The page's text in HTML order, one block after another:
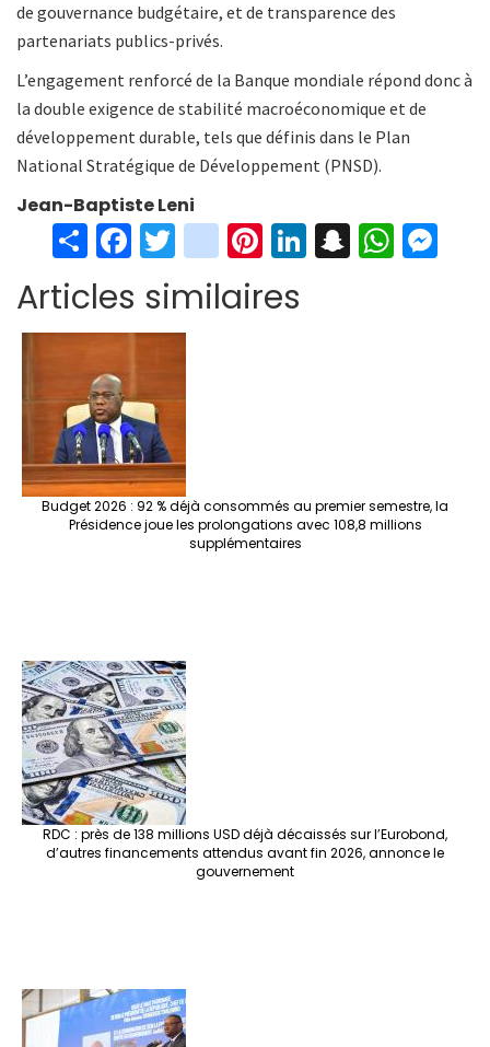
de gouvernance budgétaire, et de transparence des
partenariats publics-privés.
L’engagement renforcé de la Banque mondiale répond donc à
la double exigence de stabilité macroéconomique et de
développement durable, tels que définis dans le Plan
National Stratégique de Développement (PNSD).
Jean-Baptiste Leni
S
h
ar
e
Fa
ce
b
o
k
T
wi
tt
er
in
st
ag
Pi
er
Li S W
Articles similaires
Budget 2026 : 92 % déjà consommés au premier semestre, la
Présidence joue les prolongations avec 108,8 millions
supplémentaires
RDC : près de 138 millions USD déjà décaissés sur l’Eurobond,
d’autres financements attendus avant fin 2026, annonce le
gouvernement